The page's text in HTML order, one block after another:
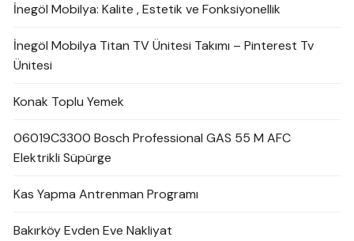
İnegöl Mobilya: Kalite , Estetik ve Fonksiyonellik
İnegöl Mobilya Titan TV Ünitesi Takımı – Pinterest Tv
Ünitesi
Konak Toplu Yemek
06019C3300 Bosch Professional GAS 55 M AFC
Elektrikli Süpürge
Kas Yapma Antrenman Programı
Bakırköy Evden Eve Nakliyat